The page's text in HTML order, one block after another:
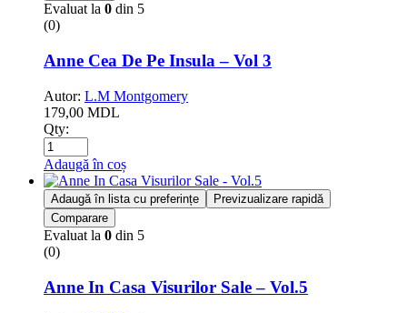
Evaluat la 0 din 5
(0)
Anne Cea De Pe Insula – Vol 3
Autor: L.M Montgomery
179,00 MDL
Qty:
Adaugă în coș
Adaugă în lista cu preferințe
Previzualizare rapidă
Comparare
Evaluat la 0 din 5
(0)
Anne In Casa Visurilor Sale – Vol.5